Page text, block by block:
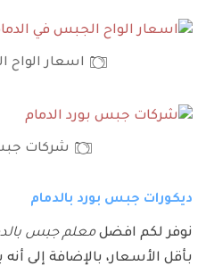
اسعار الواح
شركات
ديكورات جبس بورد بالدمام
نوفر لكم افضلمعلم جبس
بأقل الأسعار، بالإضافة إلى أنه